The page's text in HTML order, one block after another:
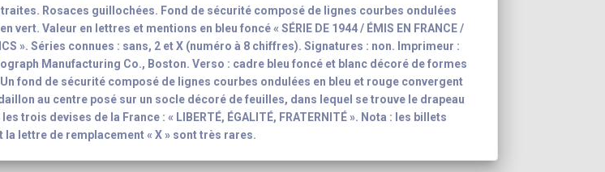
Rosaces guillochées. Fond de sécurité composé de lignes courbes ondulées
vert. Valeur en lettres et mentions en bleu foncé « SÉRIE DE 1944 / ÉMIS EN FRANCE /
». Séries connues : sans, 2 et X (numéro à 8 chiffres). Signatures : non. Imprimeur :
Manufacturing Co., Boston. Verso : cadre bleu foncé et blanc décoré de formes
fond de sécurité composé de lignes courbes ondulées en bleu et rouge convergent
au centre posé sur un socle décoré de feuilles, dans lequel se trouve le drapeau
trois devises de la France : « LIBERTÉ, ÉGALITÉ, FRATERNITÉ ». Nota : les billets
la lettre de remplacement « X » sont très rares.